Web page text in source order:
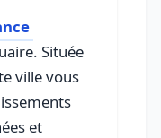
Située
ville vous
et